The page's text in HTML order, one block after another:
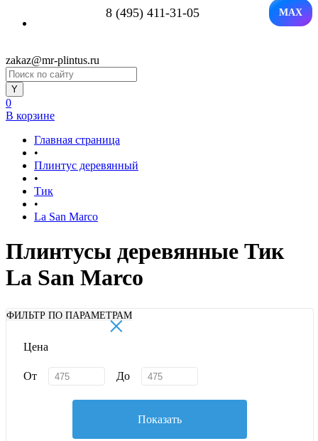
8 (495) 411-31-05 MAX
zakaz@mr-plintus.ru
0
В корзине
Главная страница
•
Плинтус деревянный
•
Тик
•
La San Marco
Плинтусы деревянные Тик
La San Marco
ФИЛЬТР ПО ПАРАМЕТРАМ
×
Цена
От До
Показать